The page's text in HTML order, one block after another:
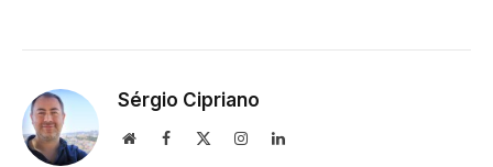
Sérgio Cipriano
WebsiteFacebook InstagramLinkedIn